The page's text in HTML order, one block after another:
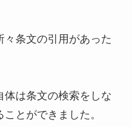
条文の引用があった
は条文の検索をしな
とができました。